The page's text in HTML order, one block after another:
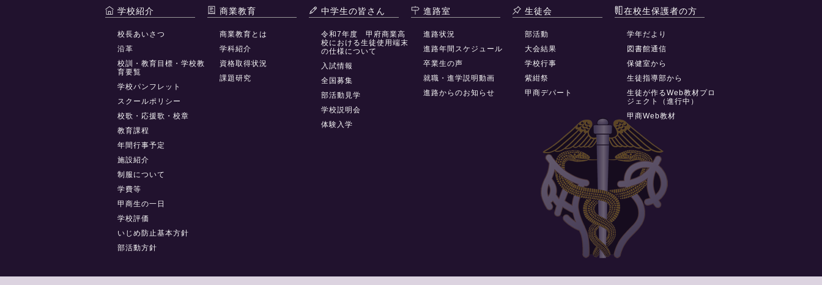
学校紹介
校長あいさつ
沿革
校訓・教育目標・学校教
育要覧
学校パンフレット
スクールポリシー
校歌・応援歌・校章
教育課程
年間行事予定
施設紹介
制服について
学費等
甲商生の一日
学校評価
いじめ防止基本方針
部活動方針
商業教育
商業教育とは
学科紹介
資格取得状況
課題研究
中学生の皆さん
令和7年度 甲府商業高
校における生徒使用端末
の仕様について
入試情報
全国募集
部活動見学
学校説明会
体験入学
進路室
進路状況
進路年間スケジュール
卒業生の声
就職・進学説明動画
進路からのお知らせ
生徒会
部活動
大会結果
学校行事
紫紺祭
甲商デパート
在校生保護者の方
学年だより
図書館通信
保健室から
生徒指導部から
生徒が作るWeb教材プロ
ジェクト（進行中）
甲商Web教材